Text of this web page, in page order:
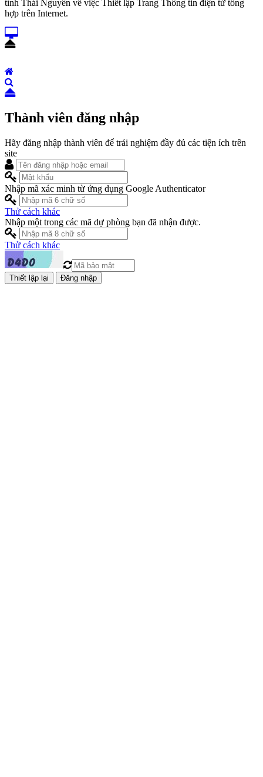
tỉnh Thái Nguyên về việc Thiết lập Trang Thông tin điện tử tổng
hợp trên Internet.
Thành viên đăng nhập
Hãy đăng nhập thành viên để trải nghiệm đầy đủ các tiện ích trên
site
Nhập mã xác minh từ ứng dụng Google Authenticator
Thử cách khác
Nhập một trong các mã dự phòng bạn đã nhận được.
Thử cách khác
Đăng nhập